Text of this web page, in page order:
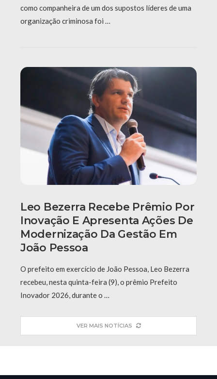
como companheira de um dos supostos líderes de uma
organização criminosa foi …
Leo Bezerra Recebe Prêmio Por
Inovação E Apresenta Ações De
Modernização Da Gestão Em
João Pessoa
O prefeito em exercício de João Pessoa, Leo Bezerra
recebeu, nesta quinta-feira (9), o prêmio Prefeito
Inovador 2026, durante o …
VER MAIS NOTÍCIAS